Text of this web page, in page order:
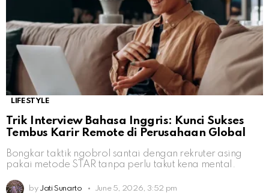
LIFESTYLE
Trik Interview Bahasa Inggris: Kunci Sukses
Tembus Karir Remote di Perusahaan Global
Bongkar taktik ngobrol santai dengan rekruter asing
pakai metode STAR tanpa perlu takut kena mental.
by Jati Sunarto June 5, 2026, 3:52 pm